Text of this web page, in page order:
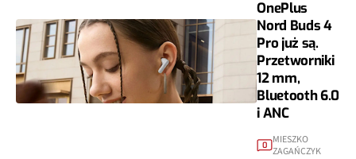
OnePlus
Nord Buds 4
Pro już są.
Przetworniki
12 mm,
Bluetooth 6.0
i ANC
0
MIESZKO
ZAGAŃCZYK